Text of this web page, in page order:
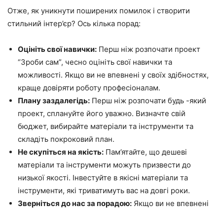
Отже, як уникнути поширених помилок і створити
стильний інтер’єр? Ось кілька порад:
Оцініть свої навички: Перш ніж розпочати проект
“Зроби сам”, чесно оцініть свої навички та
можливості. Якщо ви не впевнені у своїх здібностях,
краще довіряти роботу професіоналам.
Плану заздалегідь: Перш ніж розпочати будь -який
проект, сплануйте його уважно. Визначте свій
бюджет, вибирайте матеріали та інструменти та
складіть покроковий план.
Не скупіться на якість: Пам’ятайте, що дешеві
матеріали та інструменти можуть призвести до
низької якості. Інвестуйте в якісні матеріали та
інструменти, які триватимуть вас на довгі роки.
Зверніться до нас за порадою: Якщо ви не впевнені